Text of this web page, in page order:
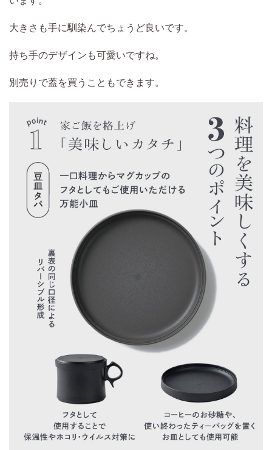
大きさも手に馴染んでちょうど良いです。
持ち手のデザインも可愛いですね。
別売りで蓋を買うこともできます。